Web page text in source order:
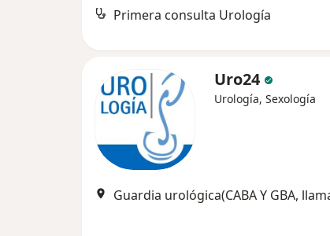
Primera consulta Urología
Uro24
Urología, Sexología